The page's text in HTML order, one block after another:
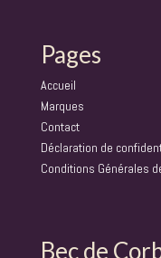
Pages
Accueil
Marques
Contact
Déclaration de
Conditions Générales
Bec de